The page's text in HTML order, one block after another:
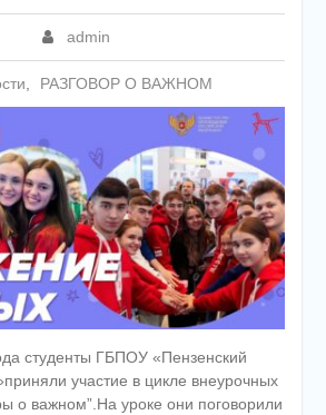
admin
РАЗГОВОР О ВАЖНОМ
студенты ГБПОУ «Пензенский
участие в цикле внеурочных
о важном”.На уроке они поговорили